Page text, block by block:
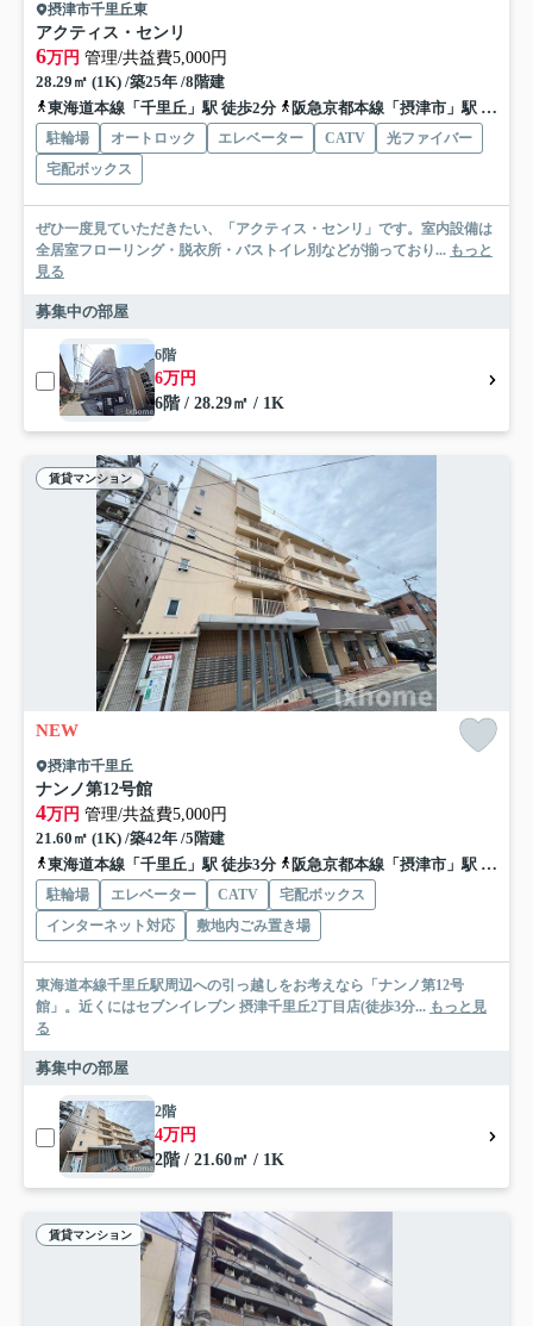
摂津市千里丘東
アクティス・センリ
6万円 管理/共益費5,000円
28.29㎡ (1K) /築25年 /8階建
東海道本線「千里丘」駅 徒歩2分
阪急京都本線「摂津市」駅 徒歩10分
駐輪場 オートロック エレベーター CATV
光ファイバー
宅配ボックス
ぜひ一度見ていただきたい、「アクティス・センリ」です。室内設備は
全居室フローリング・脱衣所・バストイレ別などが揃っており... もっと
見る
募集中の部屋
6階
6万円
6階 / 28.29㎡ / 1K
賃貸マンション
NEW
摂津市千里丘
ナンノ第12号館
4万円 管理/共益費5,000円
21.60㎡ (1K) /築42年 /5階建
東海道本線「千里丘」駅 徒歩3分
阪急京都本線「摂津市」駅 徒歩13分
駐輪場 エレベーター CATV
宅配ボックス
インターネット対応
敷地内ごみ置き場
東海道本線千里丘駅周辺への引っ越しをお考えなら「ナンノ第12号
館」。近くにはセブンイレブン 摂津千里丘2丁目店(徒歩3分... もっと見
る
募集中の部屋
2階
4万円
2階 / 21.60㎡ / 1K
賃貸マンション